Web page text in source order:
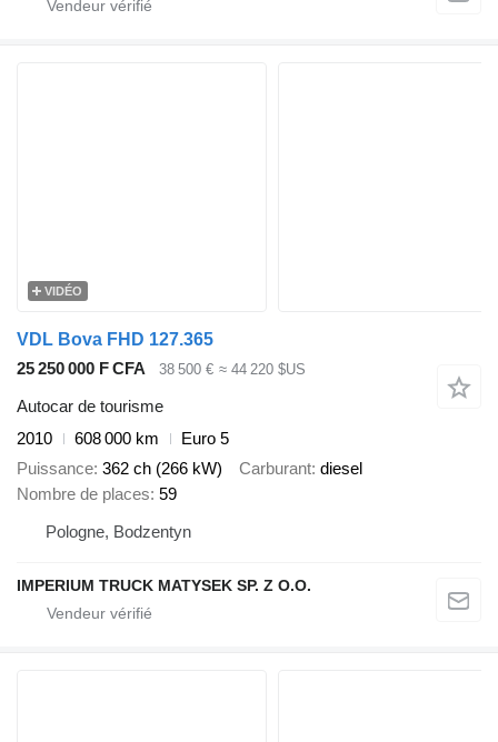
VIDÉO
VDL Bova FHD 127.365
25 250 000 F CFA
38 500 € ≈ 44 220 $US
Autocar de tourisme
2010
608 000 km
Euro 5
Puissance 362 ch (266 kW) Carburant diesel
Nombre de places 59
Pologne, Bodzentyn
IMPERIUM TRUCK MATYSEK SP. Z O.O.